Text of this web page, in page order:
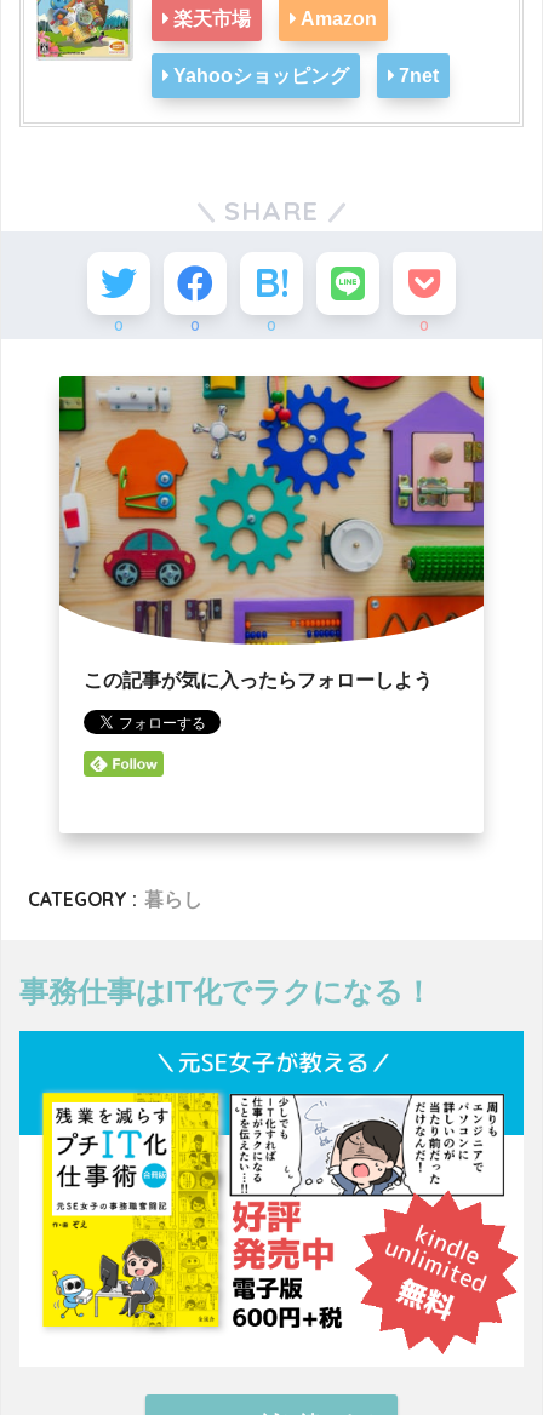
楽天市場 Amazon
Yahooショッピング 7net
SHARE
0 0 0 0
この記事が気に入ったらフォローしよう
CATEGORY : 暮らし
事務仕事はIT化でラクになる！